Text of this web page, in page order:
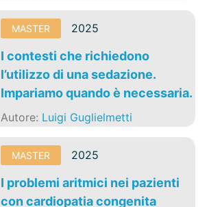
MASTER 2025
I contesti che richiedono
l’utilizzo di una sedazione.
Impariamo quando è necessaria.
Autore: Luigi Guglielmetti
MASTER 2025
I problemi aritmici nei pazienti
con cardiopatia congenita